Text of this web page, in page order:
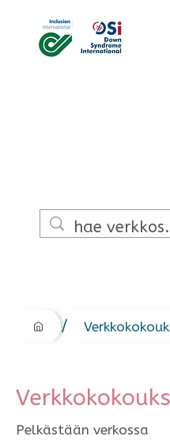
/
Pelkästään verkossa